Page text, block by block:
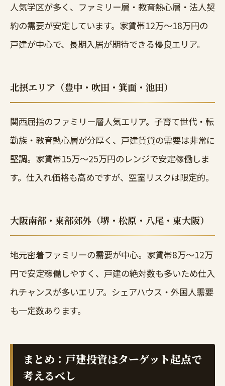
人気学区が多く、ファミリー層・教育熱心層・法人契
約の需要が安定しています。家賃帯12万〜18万円の
戸建が中心で、長期入居が期待できる優良エリア。
北摂エリア（豊中・吹田・箕面・池田）
関西屈指のファミリー層人気エリア。子育て世代・転
勤族・教育熱心層が分厚く、戸建賃貸の需要は非常に
堅調。家賃帯15万〜25万円のレンジで安定稼働しま
す。仕入れ価格も高めですが、空室リスクは限定的。
大阪南部・東部郊外（堺・松原・八尾・東大阪）
地元密着ファミリーの需要が中心。家賃帯8万〜12万
円で安定稼働しやすく、戸建の絶対数も多いため仕入
れチャンスが多いエリア。シェアハウス・外国人需要
も一定数あります。
まとめ：戸建投資はターゲット起点で
考えるべし